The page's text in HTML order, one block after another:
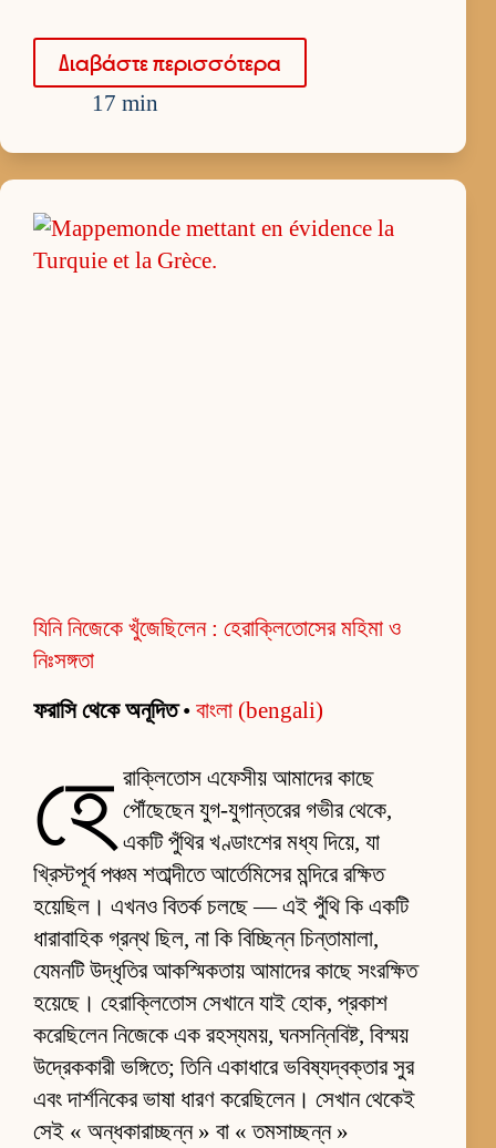
Δια­βάστε περισ­σότερα
17 min
যিনি নিজেকে খুঁজেছিলেন : হেরাক্লিতোসের মহিমা ও
নিঃসঙ্গতা
ফরাসি থেকে অনূদিত• বাংলা (bengali)
হে রাক্লিতোস এফেসীয় আমাদের কাছে
পৌঁছেছেন যুগ-যুগান্তরের গভীর থেকে,
একটি পুঁথির খণ্ডাংশের মধ্য দিয়ে, যা
খ্রিস্টপূর্ব পঞ্চম শতাব্দীতে আর্তেমিসের মন্দিরে রক্ষিত
হয়েছিল। এখনও বিতর্ক চলছে — এই পুঁথি কি একটি
ধারাবাহিক গ্রন্থ ছিল, না কি বিচ্ছিন্ন চিন্তামালা,
যেমনটি উদ্ধৃতির আকস্মিকতায় আমাদের কাছে সংরক্ষিত
হয়েছে। হেরাক্লিতোস সেখানে যাই হোক, প্রকাশ
করেছিলেন নিজেকে এক রহস্যময়, ঘনসন্নিবিষ্ট, বিস্ময়
উদ্রেককারী ভঙ্গিতে; তিনি একাধারে ভবিষ্যদ্বক্তার সুর
এবং দার্শনিকের ভাষা ধারণ করেছিলেন। সেখান থেকেই
সেই « অন্ধকারাচ্ছন্ন » বা « তমসাচ্ছন্ন »